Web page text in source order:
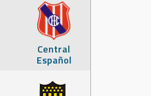
Central
Español